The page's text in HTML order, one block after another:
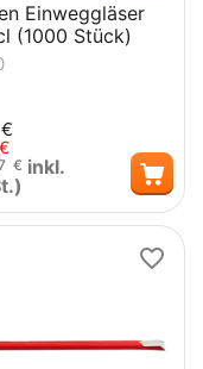
Einweggläser
(1000 Stück)
€
€
€ inkl.